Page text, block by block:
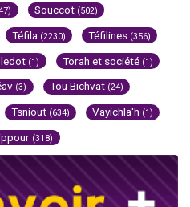
Souccot (502)
Téfila (2230) Téfilines (356)
(1) Torah et société (1)
(3) Tou Bichvat (24)
Tsniout (634) Vayichla'h (1)
(318)